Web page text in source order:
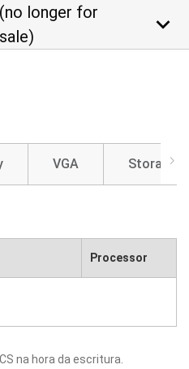
(no longer for
sale)
keyboard_arrow_down
VGA Storage
Processor
na hora da escritura.